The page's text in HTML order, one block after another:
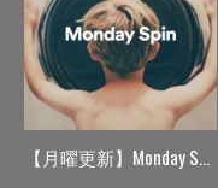
【月曜更新】Monday Spin